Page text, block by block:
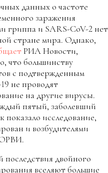
данных о частоте
заражения
гриппа и SARS-CoV-2 нет
стране мира. Однако,
РИА Новости,
что большинству
с подтвержденным
не проводят
на другие вирусы.
пятый, заболевший
показало исследование,
и возбудителями
последствия двойного
вселяют большие